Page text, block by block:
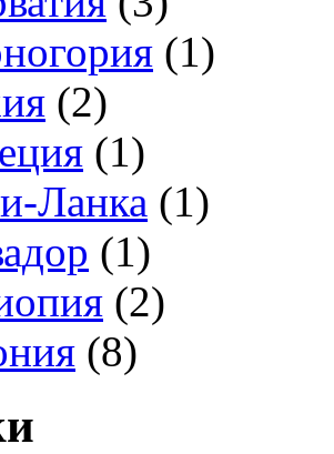
(1)
(2)
(1)
Ланка (1)
(1)
(2)
(8)